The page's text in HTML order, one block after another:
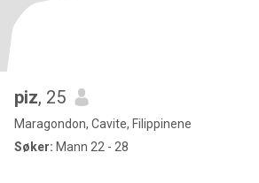
piz, 25
Maragondon, Cavite, Filippinene
Søker: Mann 22 - 28